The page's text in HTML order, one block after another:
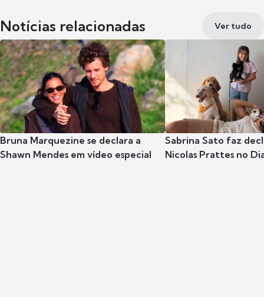
Notícias relacionadas Ver tudo
Bruna Marquezine se declara a
Shawn Mendes em vídeo especial
Sabrina Sato faz
Nicolas Prattes no